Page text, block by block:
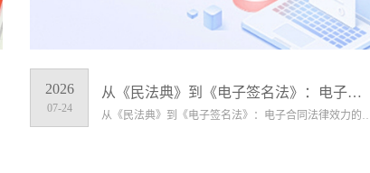
2026
07-24
从《民法典》到《电子签名法》：电子合同法律效力的完整闭环